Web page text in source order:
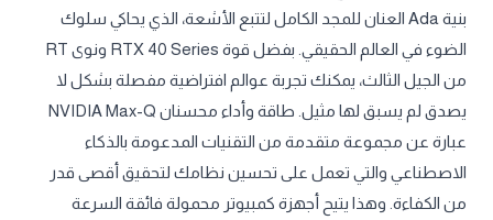
بنية Ada العنان للمجد الكامل لتتبع الأشعة، الذي يحاكي سلوك
الضوء في العالم الحقيقي. بفضل قوة RTX 40 Series ونوى RT
من الجيل الثالث، يمكنك تجربة عوالم افتراضية مفصلة بشكل لا
يصدق لم يسبق لها مثيل. طاقة وأداء محسنان NVIDIA Max-Q
عبارة عن مجموعة متقدمة من التقنيات المدعومة بالذكاء
الاصطناعي والتي تعمل على تحسين نظامك لتحقيق أقصى قدر
من الكفاءة. وهذا يتيح أجهزة كمبيوتر محمولة فائقة السرعة